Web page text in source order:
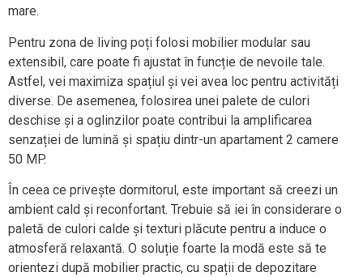
mare.
Pentru zona de living poți folosi mobilier modular sau
extensibil, care poate fi ajustat în funcție de nevoile tale.
Astfel, vei maximiza spațiul și vei avea loc pentru activități
diverse. De asemenea, folosirea unei palete de culori
deschise și a oglinzilor poate contribui la amplificarea
senzației de lumină și spațiu dintr-un apartament 2 camere
50 MP.
În ceea ce privește dormitorul, este important să creezi un
ambient cald și reconfortant. Trebuie să iei în considerare o
paletă de culori calde și texturi plăcute pentru a induce o
atmosferă relaxantă. O soluție foarte la modă este să te
orientezi după mobilier practic, cu spații de depozitare